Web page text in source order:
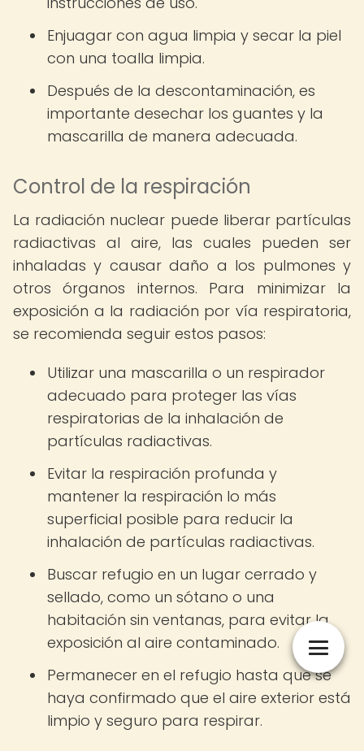
Enjuagar con agua limpia y secar la piel
con una toalla limpia.
Después de la descontaminación, es
importante desechar los guantes y la
mascarilla de manera adecuada.
Control de la respiración
La radiación nuclear puede liberar partículas
radiactivas al aire, las cuales pueden ser
inhaladas y causar daño a los pulmones y
otros órganos internos. Para minimizar la
exposición a la radiación por vía respiratoria,
se recomienda seguir estos pasos:
Utilizar una mascarilla o un respirador
adecuado para proteger las vías
respiratorias de la inhalación de
partículas radiactivas.
Evitar la respiración profunda y
mantener la respiración lo más
superficial posible para reducir la
inhalación de partículas radiactivas.
Buscar refugio en un lugar cerrado y
sellado, como un sótano o una
habitación sin ventanas, para evitar la
exposición al aire contaminado.
Permanecer en el refugio hasta que se
haya confirmado que el aire exterior está
limpio y seguro para respirar.